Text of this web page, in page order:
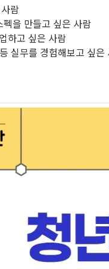
람
을 만들고 싶은 사람
하고 싶은 사람
실무를 경험해보고 싶은